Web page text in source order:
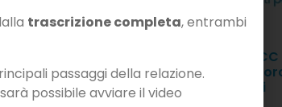
della funzione
SCHOCK ed
meccanici al
questi pazienti
trascrizione completa, entrambi
passaggi della relazione.
possibile avviare il video